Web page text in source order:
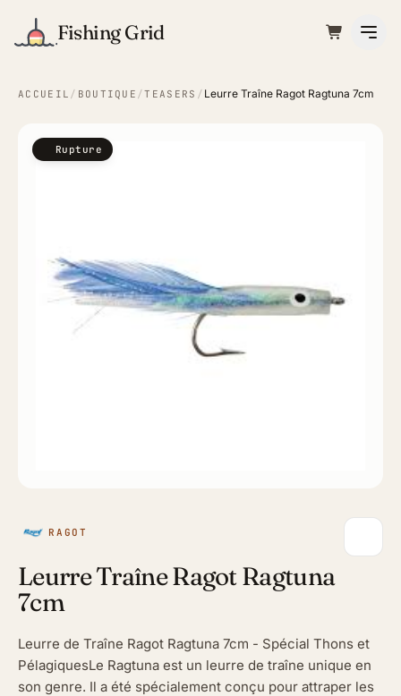
Fishing Grid
ACCUEIL / BOUTIQUE /TEASERS / Leurre Traîne Ragot Ragtuna 7cm
Rupture
RAGOT
Leurre Traîne Ragot Ragtuna
7cm
Leurre de Traîne Ragot Ragtuna 7cm - Spécial Thons et
PélagiquesLe Ragtuna est un leurre de traîne unique en
son genre. Il a été spécialement conçu pour attraper les